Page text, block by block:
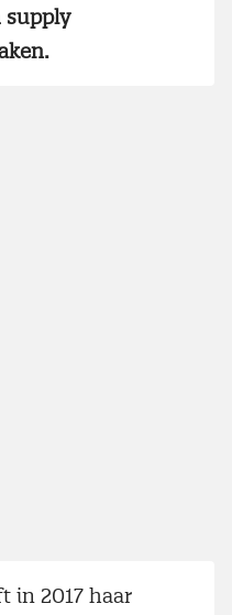
supply
in 2017 haar